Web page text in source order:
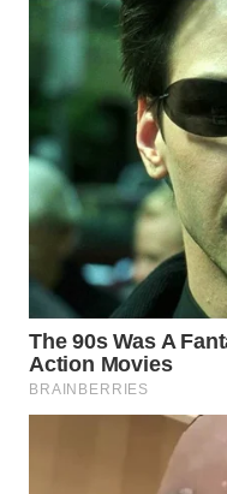
MALUKU
WN
WN
DAIRI
WN
DANAU
TOBA
WN